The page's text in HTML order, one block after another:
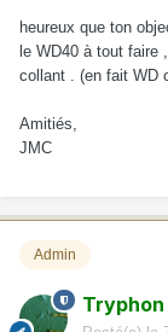
heureux que ton
le WD40 à tout faire
collant . (en fait WD
Amitiés,
JMC
Admin
Tryphon